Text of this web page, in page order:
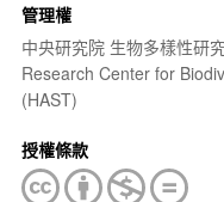
管理權
中央研究院 生物多樣性研
Research Center for
(HAST)
授權條款